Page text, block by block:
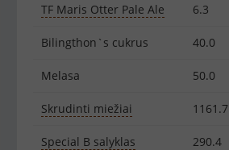
TF Maris Otter Pale Ale 6.3
Bilingthon`s cukrus 40.0
Melasa 50.0
Skrudinti miežiai 1161.7
Special B salyklas 290.4